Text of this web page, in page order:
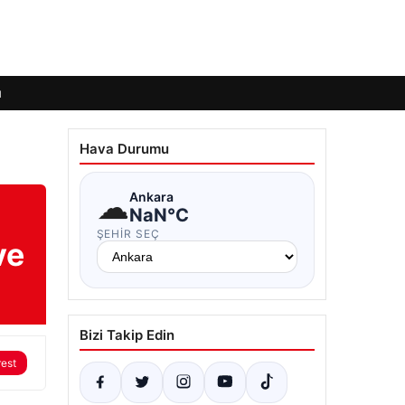
Hava Durumu
☁Ankara
NaN°C
ŞEHIR SEÇ
Bizi Takip Edin